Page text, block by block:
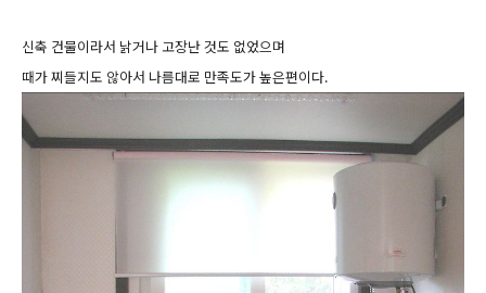
신축 건물이라서 낡거나 고장난 것도 없었으며
때가 찌들지도 않아서 나름대로 만족도가 높은편이다.